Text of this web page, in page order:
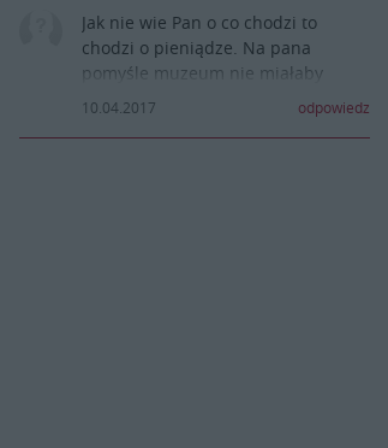
konkursu i zazwyczaj tak aktywna,
teraz nie zabiera w ogóle głosu na
ten temat... Przecież nie jest
związana z lobby Muzeum...
Jak nie wie Pan o co chodzi to
chodzi o pieniądze. Na pana
pomyśle muzeum nie miałaby
możliwości zarobić. Ale z tego co
zauważyłem to ten sklep świetnie
10.04.2017 odpowiedz